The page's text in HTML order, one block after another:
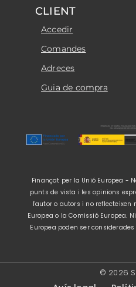
CLIENT
Accedir
Comandes
Adreces
Guia de compra
Finançat per la Unió Europea -
punts de vista i les opinions
l'autor o autors i no reflecteixen
Europea o la Comissió Europea.
Europea poden ser
© 2026